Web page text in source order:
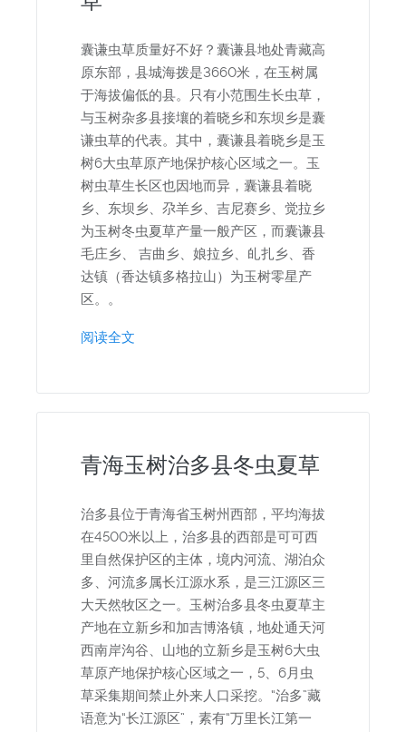
囊谦虫草质量好不好？囊谦县地处青藏高
原东部，县城海拨是3660米，在玉树属
于海拔偏低的县。只有小范围生长虫草，
与玉树杂多县接壤的着晓乡和东坝乡是囊
谦虫草的代表。其中，囊谦县着晓乡是玉
树6大虫草原产地保护核心区域之一。玉
树虫草生长区也因地而异，囊谦县着晓
乡、东坝乡、尕羊乡、吉尼赛乡、觉拉乡
为玉树冬虫夏草产量一般产区，而囊谦县
毛庄乡、 吉曲乡、娘拉乡、癿扎乡、香
达镇（香达镇多格拉山）为玉树零星产
区。。
阅读全文
青海玉树治多县冬虫夏草
治多县位于青海省玉树州西部，平均海拔
在4500米以上，治多县的西部是可可西
里自然保护区的主体，境内河流、湖泊众
多、河流多属长江源水系，是三江源区三
大天然牧区之一。玉树治多县冬虫夏草主
产地在立新乡和加吉博洛镇，地处通天河
西南岸沟谷、山地的立新乡是玉树6大虫
草原产地保护核心区域之一，5、6月虫
草采集期间禁止外来人口采挖。“治多”藏
语意为“长江源区”，素有“万里长江第一